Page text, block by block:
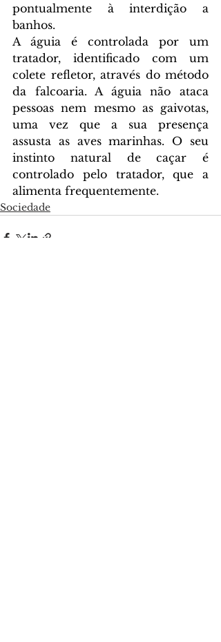
pontualmente à interdição a
banhos.
A águia é controlada por um
tratador, identificado com um
colete refletor, através do método
da falcoaria. A águia não ataca
pessoas nem mesmo as gaivotas,
uma vez que a sua presença
assusta as aves marinhas. O seu
instinto natural de caçar é
controlado pelo tratador, que a
alimenta frequentemente.
Sociedade